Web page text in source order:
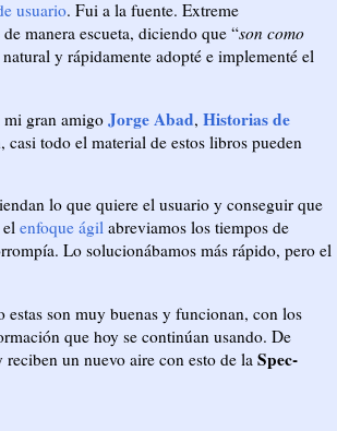
usuario. Fui a la fuente. Extreme
manera escueta, diciendo que “son como
y rápidamente adopté e implementé el
mi gran amigo Jorge Abad, Historias de
casi todo el material de estos libros pueden
lo que quiere el usuario y conseguir que
enfoque ágil abreviamos los tiempos de
Lo solucionábamos más rápido, pero el
son muy buenas y funcionan, con los
que hoy se continúan usando. De
un nuevo aire con esto de la Spec-